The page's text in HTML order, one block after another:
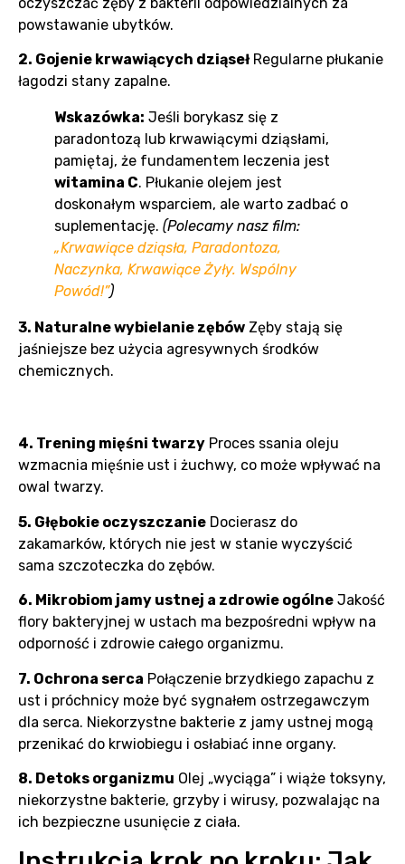
powstawanie ubytków.
2. Gojenie krwawiących dziąsełRegularne płukanie
łagodzi stany zapalne.
Wskazówka: Jeśli borykasz się z
paradontozą lub krwawiącymi dziąsłami,
pamiętaj, że fundamentem leczenia jest
witamina C. Płukanie olejem jest
doskonałym wsparciem, ale warto zadbać o
suplementację. (Polecamy nasz film:
„Krwawiące dziąsła, Paradontoza,
Naczynka, Krwawiące Żyły. Wspólny
Powód!”)
3. Naturalne wybielanie zębów Zęby stają się
jaśniejsze bez użycia agresywnych środków
chemicznych.
4. Trening mięśni twarzy Proces ssania oleju
wzmacnia mięśnie ust i żuchwy, co może wpływać na
owal twarzy.
5. Głębokie oczyszczanie Docierasz do
zakamarków, których nie jest w stanie wyczyścić
sama szczoteczka do zębów.
6. Mikrobiom jamy ustnej a zdrowie ogólne Jakość
flory bakteryjnej w ustach ma bezpośredni wpływ na
odporność i zdrowie całego organizmu.
7. Ochrona serca Połączenie brzydkiego zapachu z
ust i próchnicy może być sygnałem ostrzegawczym
dla serca. Niekorzystne bakterie z jamy ustnej mogą
przenikać do krwiobiegu i osłabiać inne organy.
8. Detoks organizmu Olej „wyciąga” i wiąże toksyny,
niekorzystne bakterie, grzyby i wirusy, pozwalając na
ich bezpieczne usunięcie z ciała.